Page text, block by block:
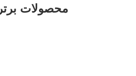
محصولات برتر